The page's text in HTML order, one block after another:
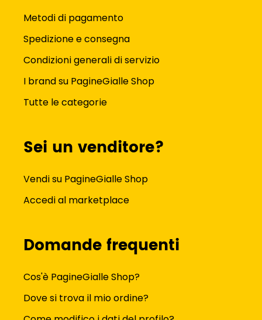
Metodi di pagamento
Spedizione e consegna
Condizioni generali di servizio
I brand su PagineGialle Shop
Tutte le categorie
Sei un venditore?
Vendi su PagineGialle Shop
Accedi al marketplace
Domande frequenti
Cos'è PagineGialle Shop?
Dove si trova il mio ordine?